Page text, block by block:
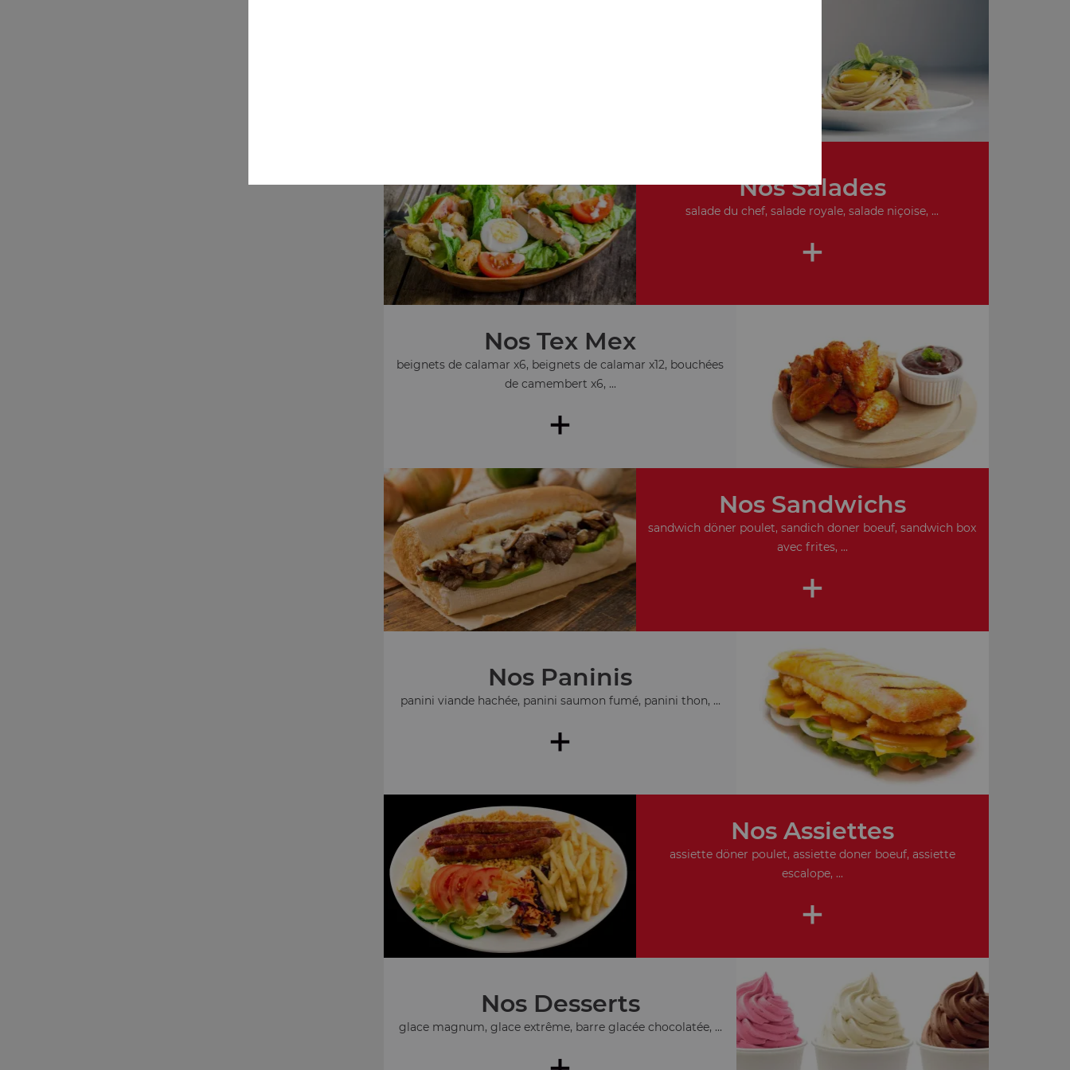
Nos Salades
salade du chef, salade royale, salade niçoise, ...
+
Nos Tex Mex
beignets de calamar x6, beignets de calamar x12, bouchées
de camembert x6, ...
+
Nos Sandwichs
sandwich döner poulet, sandich doner boeuf, sandwich box
avec frites, ...
+
Nos Paninis
panini viande hachée, panini saumon fumé, panini thon, ...
+
Nos Assiettes
assiette döner poulet, assiette doner boeuf, assiette
escalope, ...
+
Nos Desserts
glace magnum, glace extrême, barre glacée chocolatée, ...